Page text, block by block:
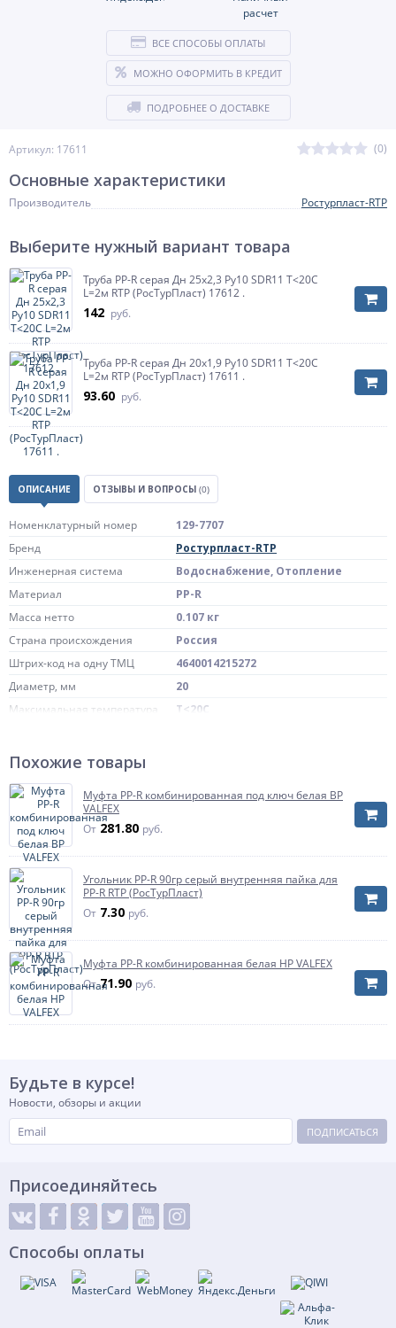
Артикул: 17611 (0)
ВСЕ СПОСОБЫ ОПЛАТЫ
МОЖНО ОФОРМИТЬ В КРЕДИТ
ПОДРОБНЕЕ О ДОСТАВКЕ
Основные характеристики
Производитель Ростурпласт-RTP
Выберите нужный вариант товара
Труба PP-R серая Дн 25х2,3 Ру10 SDR11 Т<20С
L=2м RTP (РосТурПласт) 17612 .
142 руб.
Труба PP-R серая Дн 20х1,9 Ру10 SDR11 Т<20С
L=2м RTP (РосТурПласт) 17611 .
93.60 руб.
ОПИСАНИЕ ОТЗЫВЫ И ВОПРОСЫ (0)
Номенклатурный номер
129-7707
Бренд
Ростурпласт-RTP
Инженерная система
Водоснабжение, Отопление
Материал
PP-R
Масса нетто
0.107 кг
Страна происхождения
Россия
Штрих-код на одну ТМЦ
4640014215272
Диаметр, мм
20
Максимальная температура
Т<20С
Похожие товары
Муфта PP-R комбинированная под ключ белая ВР
VALFEX
От 281.80 руб.
Угольник PP-R 90гр серый внутренняя пайка для
PP-R RTP (РосТурПласт)
От 7.30 руб.
Муфта PP-R комбинированная белая НР VALFEX
От71.90 руб.
Будьте в курсе!
Новости, обзоры и акции
ПОДПИСАТЬСЯ
Присоединяйтесь
Способы оплаты